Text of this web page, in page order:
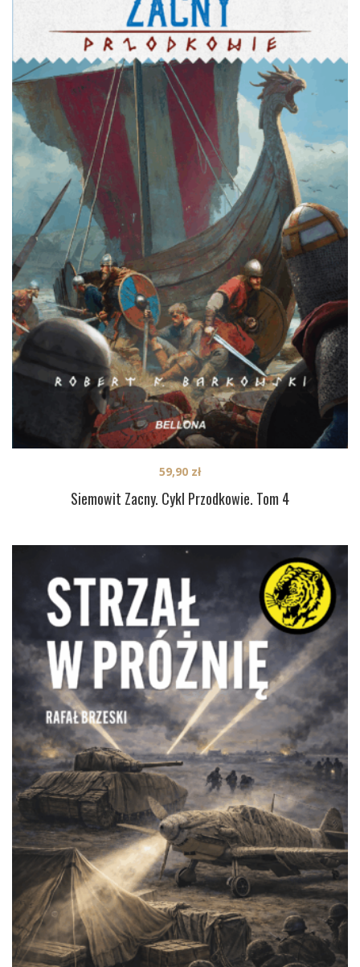
Siemowit Zacny. Cykl Przodkowie. Tom 4
59,90 zł